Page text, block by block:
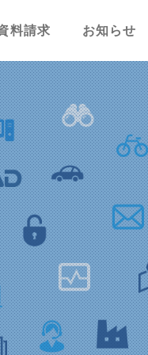
料請求 お知らせ